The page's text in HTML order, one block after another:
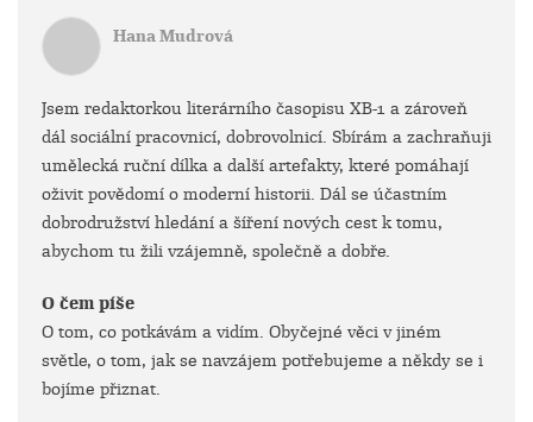
Hana Mudrová
Jsem redaktorkou literárního časopisu XB-1 a zároveň
dál sociální pracovnicí, dobrovolnicí. Sbírám a zachraňuji
umělecká ruční dílka a další artefakty, které pomáhají
oživit povědomí o moderní historii. Dál se účastním
dobrodružství hledání a šíření nových cest k tomu,
abychom tu žili vzájemně, společně a dobře.
O čem píše
O tom, co potkávám a vidím. Obyčejné věci v jiném
světle, o tom, jak se navzájem potřebujeme a někdy se i
bojíme přiznat.